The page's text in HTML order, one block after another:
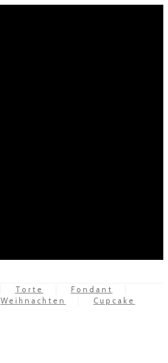
Torte
Fondant
Weihnachten Cupcake